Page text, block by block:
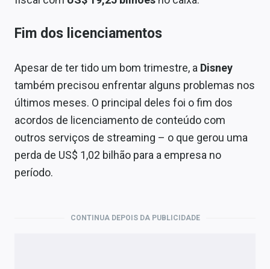
Fim dos licenciamentos
Apesar de ter tido um bom trimestre, a Disney
também precisou enfrentar alguns problemas nos
últimos meses. O principal deles foi o fim dos
acordos de licenciamento de conteúdo com
outros serviços de streaming – o que gerou uma
perda de US$ 1,02 bilhão para a empresa no
período.
CONTINUA DEPOIS DA PUBLICIDADE